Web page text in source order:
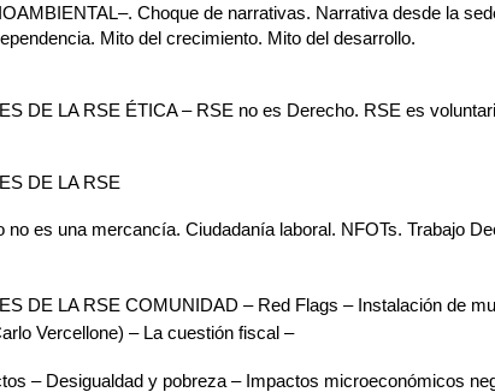
Choque de narrativas. Narrativa desde la
Mito del crecimiento. Mito del desarrollo.
DE LA RSE ÉTICA – RSE no es Derecho. RSE es
DE LA RSE
no es una mercancía. Ciudadanía laboral. NFOTs. Trabajo
DE LA RSE COMUNIDAD – Red Flags – Instalación de
Vercellone) – La cuestión fiscal –
– Desigualdad y pobreza – Impactos microeconómicos